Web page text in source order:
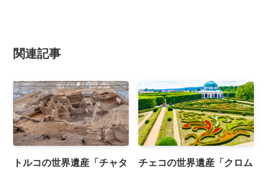
関連記事
トルコの世界遺産「チャタ
チェコの世界遺産「クロム